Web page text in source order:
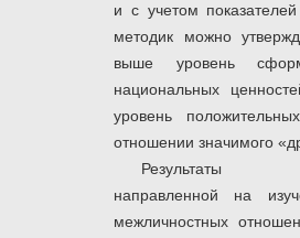
и с учетом
методик можно
выше уровень
национальных
уровень
отношении значимого
Результаты
направленной на
межличностных